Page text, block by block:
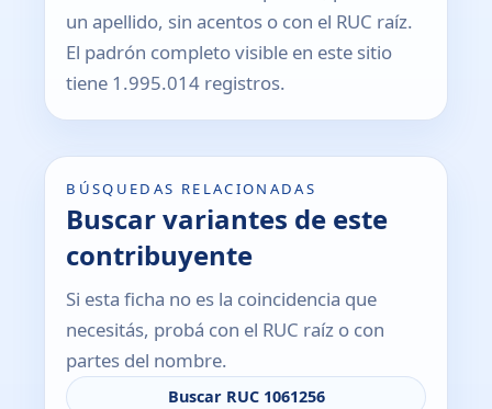
un apellido, sin acentos o con el RUC raíz.
El padrón completo visible en este sitio
tiene 1.995.014 registros.
BÚSQUEDAS RELACIONADAS
Buscar variantes de este
contribuyente
Si esta ficha no es la coincidencia que
necesitás, probá con el RUC raíz o con
partes del nombre.
Buscar RUC 1061256